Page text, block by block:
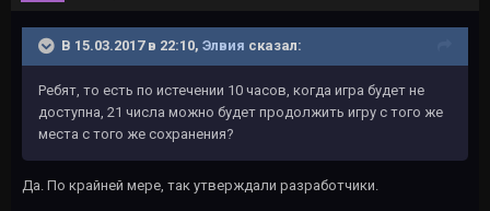
В 15.03.2017 в 22:10, Элвия сказал:
Ребят, то есть по истечении 10 часов, когда игра будет не
доступна, 21 числа можно будет продолжить игру с того же
места с того же сохранения?
Да. По крайней мере, так утверждали разработчики.